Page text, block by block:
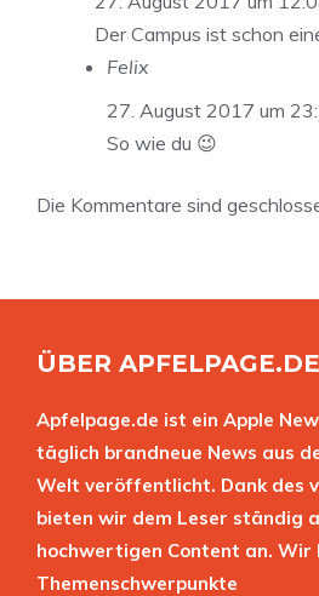
Der Campus ist schon
Felix
27. August 2017 um
So wie du 😉
Die Kommentare sind
ÜBER APFELPAGE.DE
Apfelpage.de ist ein Apple
täglich brandneue News aus
Welt veröffentlicht. Dank des
bieten wir dem Leser ständig
hochwertigen Content an.
Themenschwerpunkte